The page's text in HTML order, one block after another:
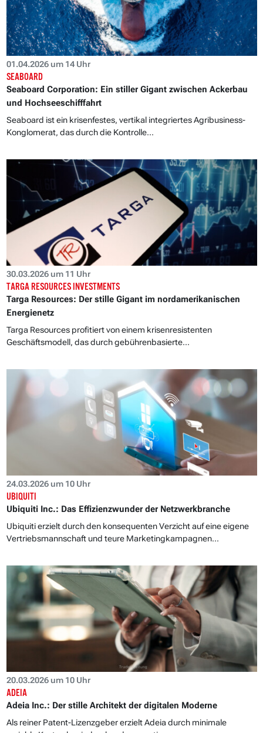
01.04.2026 um 14 Uhr
SEABOARD
Seaboard Corporation: Ein stiller Gigant zwischen Ackerbau
und Hochseeschifffahrt
Seaboard ist ein krisenfestes, vertikal integriertes Agribusiness-
Konglomerat, das durch die Kontrolle...
30.03.2026 um 11 Uhr
TARGA RESOURCES INVESTMENTS
Targa Resources: Der stille Gigant im nordamerikanischen
Energienetz
Targa Resources profitiert von einem krisenresistenten
Geschäftsmodell, das durch gebührenbasierte...
24.03.2026 um 10 Uhr
UBIQUITI
Ubiquiti Inc.: Das Effizienzwunder der Netzwerkbranche
Ubiquiti erzielt durch den konsequenten Verzicht auf eine eigene
Vertriebsmannschaft und teure Marketingkampagnen...
20.03.2026 um 10 Uhr
ADEIA
Adeia Inc.: Der stille Architekt der digitalen Moderne
Als reiner Patent-Lizenzgeber erzielt Adeia durch minimale